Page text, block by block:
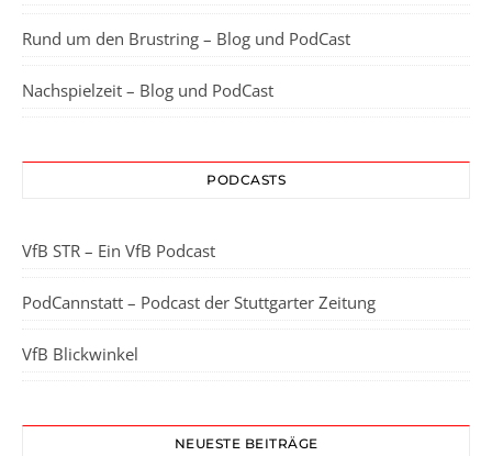
Rund um den Brustring – Blog und PodCast
Nachspielzeit – Blog und PodCast
PODCASTS
VfB STR – Ein VfB Podcast
PodCannstatt – Podcast der Stuttgarter Zeitung
VfB Blickwinkel
NEUESTE BEITRÄGE